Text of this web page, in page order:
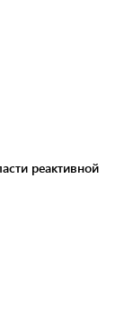
реактивной